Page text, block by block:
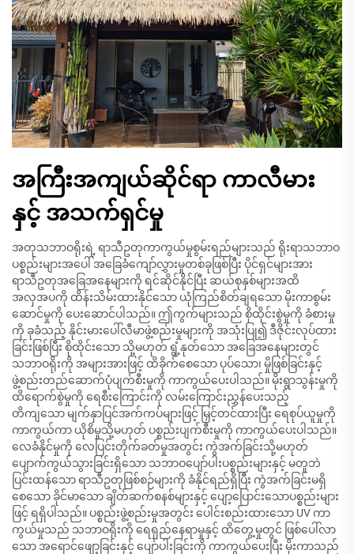
အကြီးအကျယ်ဆိုင်ရာ ကာလီမား
နှင့် အသက်ရှင်မှု
အတုသဘာဝရိုးရဲ့ ရာသီဥတုကာကွယ်မှုစွမ်းရည်များသည် ရိုးရာသဘာဝ
ပစ္စည်းများအပေါ် အခြေခံကျော်လွှားမှုတစ်ခုဖြစ်ပြီး ပိုင်ရှင်များအား
ရာသီဥတုအခြေအနေများကို ရင်ဆိုင်နိုင်ပြီး ဆယ်စုနှစ်များအထိ
အလှအပကို ထိန်းသိမ်းထားနိုင်သော ယုံကြည်စိတ်ချရသော မိုးကာစွမ်း
ဆောင်မှုကို ပေးဆောင်ပါသည်။ ဤကွက်များသည် စိုထိုင်းစွဲမှုကို ခံစားမှု
ကို ခုခံသည့် နိုင်းမားပေါ်လီမာဖွဲ့စည်းမှုများကို အသုံးပြု၍ ဒီဇိုင်းလုပ်ထား
ခြင်းဖြစ်ပြီး စိုထိုင်းသော သို့မဟုတ် ရွံ့နုတ်သော အခြေအနေများတွင်
သဘာဝရိုးကို အများအားဖြင့် ထိခိုက်စေသော ပုပ်သော၊ မှိုဖြစ်ခြင်းနှင့်
ဖွဲ့စည်းတည်ဆောက်ပုံပျက်စီးမှုကို ကာကွယ်ပေးပါသည်။ မိုးရွာသွန်းမှုကို
ထိရောက်စွဲမှုကို ရေစီးကြောင်းကို လမ်းကြောင်းညွှန်ပေးသည့်
တိကျသော မျက်နှာပြင်အက်ကပ်များဖြင့် မြှင့်တင်ထားပြီး ရေစုပ်ယူမှုကို
ကာကွယ်ကာ ယိုစိမှုသို့မဟုတ် ပစ္စည်းပျက်စီးမှုကို ကာကွယ်ပေးပါသည်။
လေခံနိုင်မှုကို လေပြင်းတိုက်ခတ်မှုအတွင်း ကွဲအက်ခြင်းသို့မဟုတ်
ပျောက်ကွယ်သွားခြင်းရှိသော သဘာဝပျော်ပါးပစ္စည်းများနှင့် မတူဘဲ
ပြင်းထန်သော ရာသီဥတုဖြစ်စဉ်များကို ခံနိုင်ရည်ရှိပြီး ကွဲအက်ခြင်းမရှိ
စေသော ခိုင်မာသော ချိတ်ဆက်စနစ်များနှင့် ပျော့ပြောင်းသောပစ္စည်းများ
ဖြင့် ရရှိပါသည်။ ပစ္စည်းဖွဲ့စည်းမှုအတွင်း ပေါင်းစည်းထားသော UV ကာ
ကွယ်မှုသည် သဘာဝရိုးကို ရေရှည်နေရာမှုနှင့် ထိတွေ့မှုတွင် ဖြစ်ပေါ်လာ
သော အရောင်ဖျော့ခြင်းနှင့် ပျော်ပါးခြင်းကို ကာကွယ်ပေးပြီး မိုးကာသည်